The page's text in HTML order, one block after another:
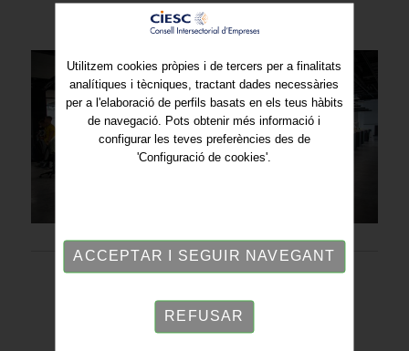
Utilitzem cookies pròpies i de tercers per a finalitats
analítiques i tècniques, tractant dades necessàries
per a l'elaboració de perfils basats en els teus hàbits
de navegació. Pots obtenir més informació i
configurar les teves preferències des de
'Configuració de cookies'.
ACCEPTAR I SEGUIR NAVEGANT
REFUSAR